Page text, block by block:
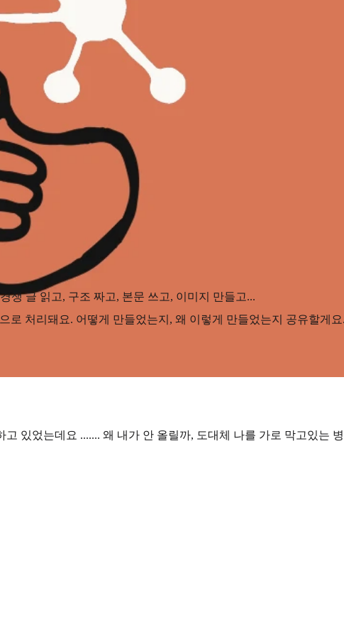
쟁 글 읽고, 구조 짜고, 본문 쓰고, 이미지 만들고...
로 처리돼요. 어떻게 만들었는지, 왜 이렇게 만들었는지 공유할게요.
있었는데요 ....... 왜 내가 안 올릴까, 도대체 나를 가로 막고있는